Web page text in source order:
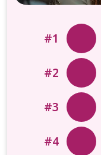
#1
#2
#3
#4